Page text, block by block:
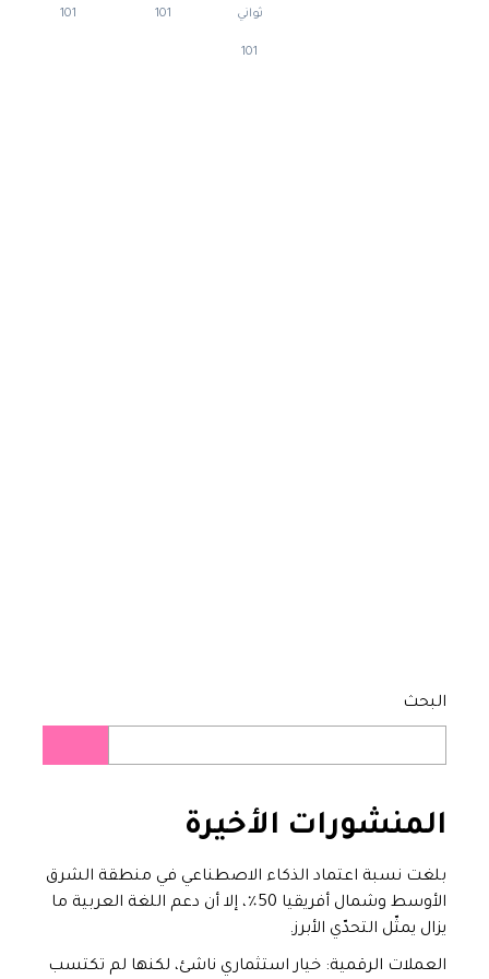
ثواني
101
101
101
أضف تعليق
البحث
المنشورات الأخيرة
بلغت نسبة اعتماد الذكاء الاصطناعي في منطقة الشرق
الأوسط وشمال أفريقيا 50٪، إلا أن دعم اللغة العربية ما
يزال يمثّل التحدّي الأبرز.
العملات الرقمية: خيار استثماري ناشئ، لكنها لم تكتسب